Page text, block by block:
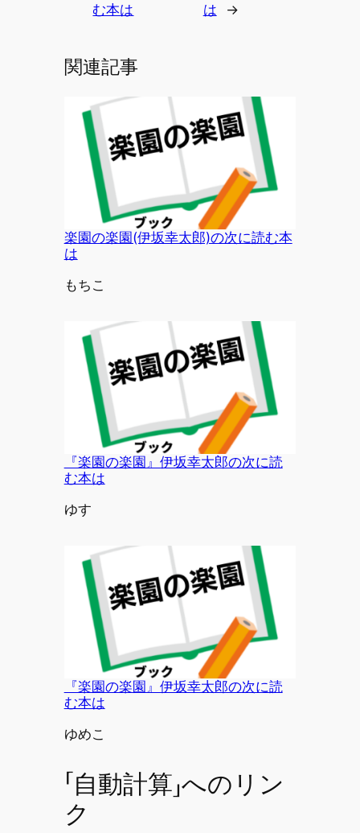
む本は
は
→
関連記事
楽園の楽園(伊坂幸太郎)の次に読む本
は
投稿者
もちこ
『楽園の楽園』伊坂幸太郎の次に読
む本は
投稿者
ゆす
『楽園の楽園』伊坂幸太郎の次に読
む本は
投稿者
ゆめこ
「自動計算」へのリン
ク